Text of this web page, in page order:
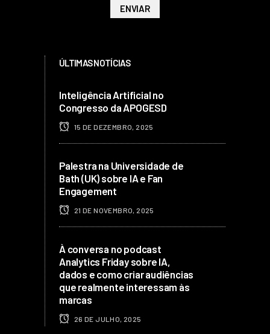
ÚLTIMAS NOTÍCIAS
Inteligência Artificial no
Congresso da APOGESD
15 DE DEZEMBRO, 2025
Palestra na Universidade de
Bath (UK) sobre IA e Fan
Engagement
21 DE NOVEMBRO, 2025
À conversa no podcast
Analytics Friday sobre IA,
dados e como criar audiências
que realmente interessam às
marcas
26 DE JULHO, 2025